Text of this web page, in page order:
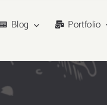
Blog Portfolio